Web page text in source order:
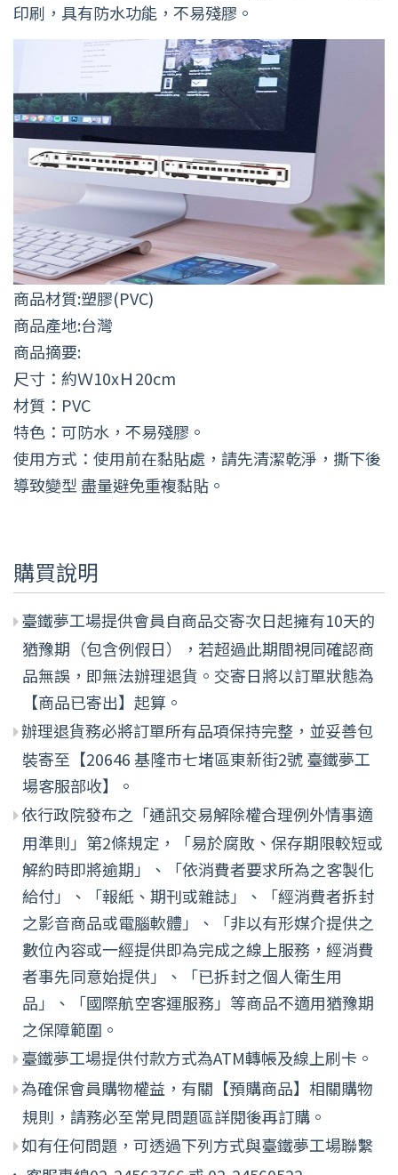
印刷，具有防水功能，不易殘膠。
商品材質:塑膠(PVC)
商品產地:台灣
商品摘要:
尺寸：約Ｗ10xＨ20cm
材質：PVC
特色：可防水，不易殘膠。
使用方式：使用前在黏貼處，請先清潔乾淨，撕下後
導致變型 盡量避免重複黏貼。
購買說明
臺鐵夢工場提供會員自商品交寄次日起擁有10天的
猶豫期（包含例假日），若超過此期間視同確認商
品無誤，即無法辦理退貨。交寄日將以訂單狀態為
【商品已寄出】起算。
辦理退貨務必將訂單所有品項保持完整，並妥善包
裝寄至【20646 基隆市七堵區東新街2號 臺鐵夢工
場客服部收】。
依行政院發布之「通訊交易解除權合理例外情事適
用準則」第2條規定，「易於腐敗、保存期限較短或
解約時即將逾期」、「依消費者要求所為之客製化
給付」、「報紙、期刊或雜誌」、「經消費者拆封
之影音商品或電腦軟體」、「非以有形媒介提供之
數位內容或一經提供即為完成之線上服務，經消費
者事先同意始提供」、「已拆封之個人衛生用
品」、「國際航空客運服務」等商品不適用猶豫期
之保障範圍。
臺鐵夢工場提供付款方式為ATM轉帳及線上刷卡。
為確保會員購物權益，有關【預購商品】相關購物
規則，請務必至常見問題區詳閱後再訂購。
如有任何問題，可透過下列方式與臺鐵夢工場聯繫